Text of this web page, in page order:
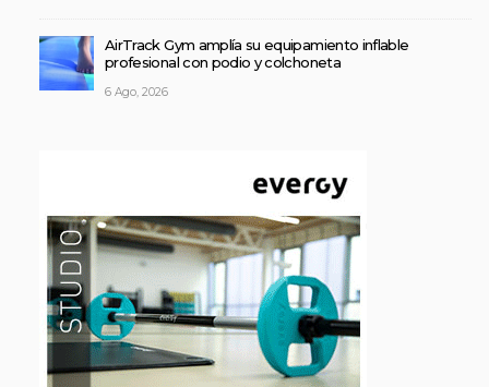
AirTrack Gym amplía su equipamiento inflable
profesional con podio y colchoneta
6 Ago, 2026